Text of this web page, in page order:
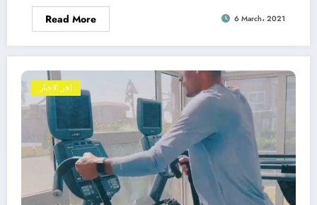
Read More 6 March، 2021
اخر الاخبار